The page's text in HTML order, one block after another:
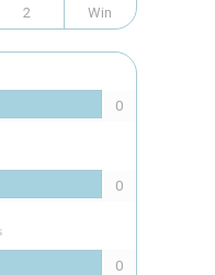
2 Win
0
0
0